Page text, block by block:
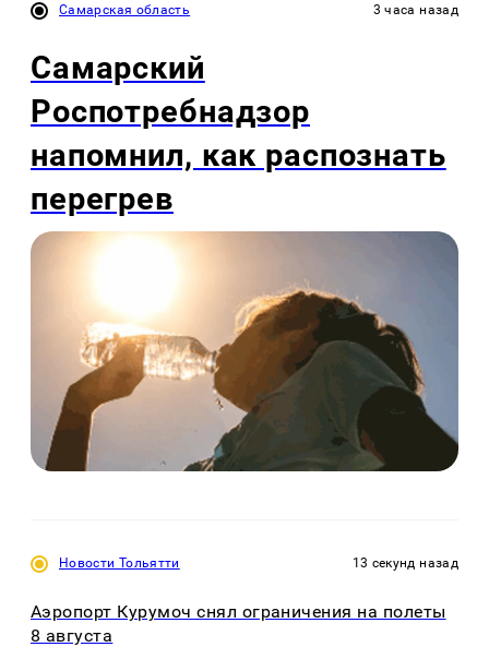
Самарская область 3 часа назад
Самарский
Роспотребнадзор
напомнил, как распознать
перегрев
Новости Тольятти 13 секунд назад
Аэропорт Курумоч снял ограничения на полеты
8 августа